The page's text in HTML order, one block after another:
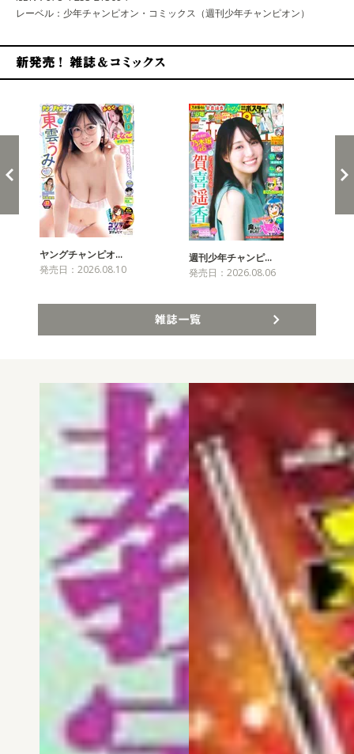
レーベル：少年チャンピオン・コミックス（週刊少年チャンピオン）
ヤングチャンピオ…
発売日：2026.08.10
週刊少年チャンピ…
発売日：2026.08.06